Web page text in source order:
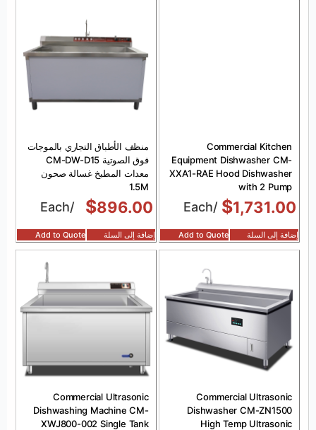
Commercial Kitchen
Equipment Dishwasher CM-
XXA1-RAE Hood Dishwasher
with 2 Pump
$1,731.00
/Each
إضافة إلى السلة Add to Quote
منظف الأطباق التجاري بالموجات
فوق الصوتية CM-DW-D15
معدات المطبخ غسالة صحون
1.5M
$896.00
/Each
إضافة إلى السلة Add to Quote
Commercial Ultrasonic
Dishwasher CM-ZN1500
High Temp Ultrasonic
Commercial Ultrasonic
Dishwashing Machine CM-
XWJ800-002 Single Tank